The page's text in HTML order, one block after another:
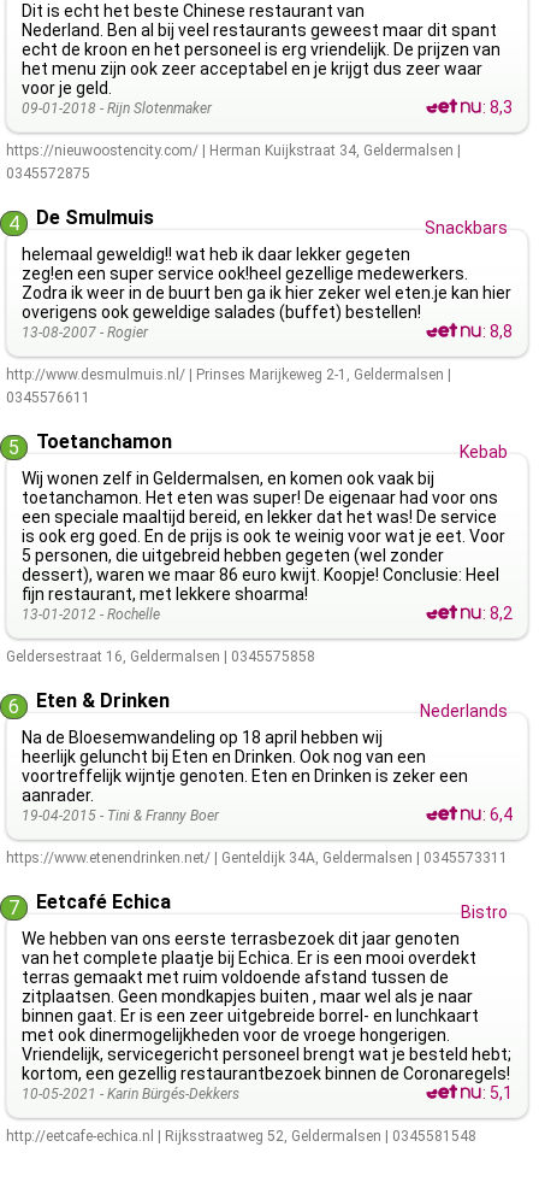
Dit is echt het beste Chinese restaurant van
Nederland. Ben al bij veel restaurants geweest maar dit spant
echt de kroon en het personeel is erg vriendelijk. De prijzen van
het menu zijn ook zeer acceptabel en je krijgt dus zeer waar
voor je geld.
09-01-2018 - Rijn Slotenmaker :8,3
https://nieuwoostencity.com/ Herman Kuijkstraat 34, Geldermalsen
0345572875
4 De Smulmuis
Snackbars
helemaal geweldig!! wat heb ik daar lekker gegeten
zeg!en een super service ook!heel gezellige medewerkers.
Zodra ik weer in de buurt ben ga ik hier zeker wel eten.je kan hier
overigens ook geweldige salades (buffet) bestellen!
13-08-2007 - Rogier :8,8
http://www.desmulmuis.nl/ Prinses Marijkeweg 2-1 , Geldermalsen
0345576611
5 Toetanchamon
Kebab
Wij wonen zelf in Geldermalsen, en komen ook vaak bij
toetanchamon. Het eten was super! De eigenaar had voor ons
een speciale maaltijd bereid, en lekker dat het was! De service
is ook erg goed. En de prijs is ook te weinig voor wat je eet. Voor
5 personen, die uitgebreid hebben gegeten (wel zonder
dessert), waren we maar 86 euro kwijt. Koopje! Conclusie: Heel
fijn restaurant, met lekkere shoarma!
13-01-2012 - Rochelle :8,2
Geldersestraat 16, Geldermalsen 0345575858
6 Eten & Drinken
Nederlands
Na de Bloesemwandeling op 18 april hebben wij
heerlijk geluncht bij Eten en Drinken. Ook nog van een
voortreffelijk wijntje genoten. Eten en Drinken is zeker een
aanrader.
19-04-2015 - Tini & Franny Boer :6,4
https://www.etenendrinken.net/ Genteldijk 34A, Geldermalsen 0345573311
7 Eetcafé Echica
Bistro
We hebben van ons eerste terrasbezoek dit jaar genoten
van het complete plaatje bij Echica. Er is een mooi overdekt
terras gemaakt met ruim voldoende afstand tussen de
zitplaatsen. Geen mondkapjes buiten , maar wel als je naar
binnen gaat. Er is een zeer uitgebreide borrel- en lunchkaart
met ook dinermogelijkheden voor de vroege hongerigen.
Vriendelijk, servicegericht personeel brengt wat je besteld hebt;
kortom, een gezellig restaurantbezoek binnen de Coronaregels!
10-05-2021 - Karin Bürgés-Dekkers :5,1
http://eetcafe-echica.nl Rijksstraatweg 52, Geldermalsen 0345581548